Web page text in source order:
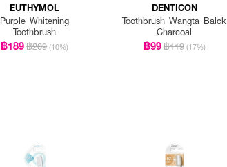
EUTHYMOL
Purple Whitening
Toothbrush
฿189฿209 (10%)
DENTICON
Toothbrush Wangta Balck
Charcoal
฿99฿119 (17%)